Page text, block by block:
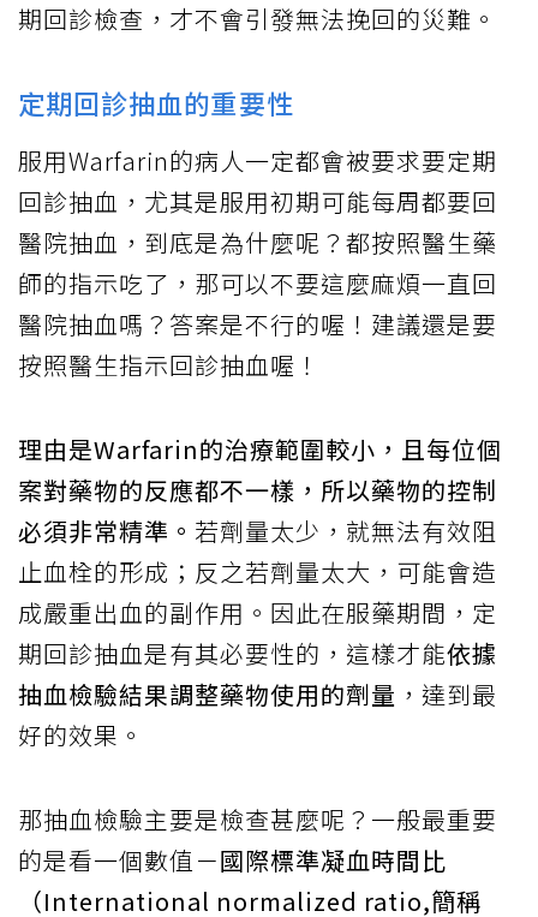
期回診檢查，才不會引發無法挽回的災難。
定期回診抽血的重要性
服用Warfarin的病人一定都會被要求要定期
回診抽血，尤其是服用初期可能每周都要回
醫院抽血，到底是為什麼呢？都按照醫生藥
師的指示吃了，那可以不要這麼麻煩一直回
醫院抽血嗎？答案是不行的喔！建議還是要
按照醫生指示回診抽血喔！
理由是Warfarin的治療範圍較小，且每位個
案對藥物的反應都不一樣，所以藥物的控制
必須非常精準。 若劑量太少，就無法有效阻
止血栓的形成；反之若劑量太大，可能會造
成嚴重出血的副作用。因此在服藥期間，定
期回診抽血是有其必要性的，這樣才能依據
抽血檢驗結果調整藥物使用的劑量 ，達到最
好的效果。
那抽血檢驗主要是檢查甚麼呢？一般最重要
的是看一個數值－國際標準凝血時間比
（International normalized ratio,簡稱